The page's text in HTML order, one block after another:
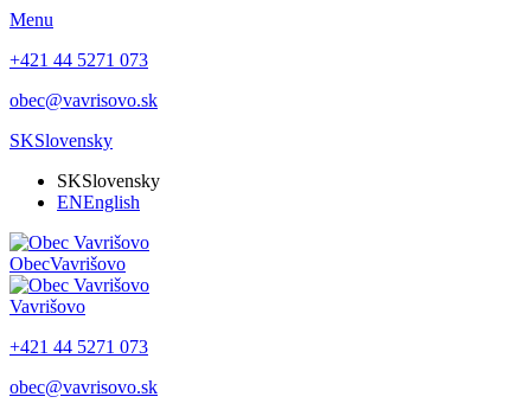
Menu
+421 44 5271 073
obec@vavrisovo.sk
SKSlovensky
SKSlovensky
ENEnglish
ObecVavrišovo
Vavrišovo
+421 44 5271 073
obec@vavrisovo.sk